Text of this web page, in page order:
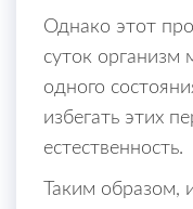
Однако этот
суток организм
одного
избегать этих
естественность.
Таким